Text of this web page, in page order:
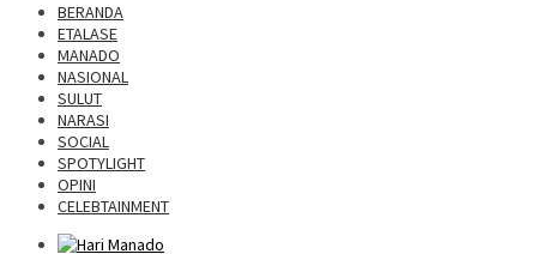
BERANDA
ETALASE
MANADO
NASIONAL
SULUT
NARASI
SOCIAL
SPOTYLIGHT
OPINI
CELEBTAINMENT